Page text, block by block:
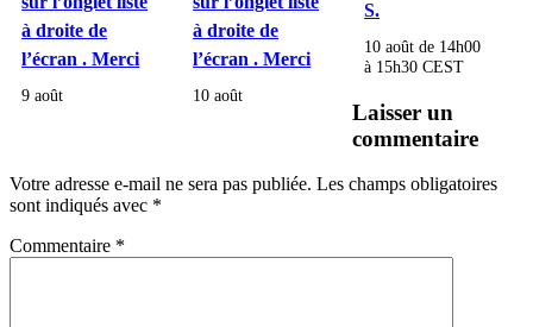
à droite de
l’écran . Merci
9 août
à droite de
l’écran . Merci
10 août
S.
10 août de 14h00
à 15h30 CEST
Laisser un
commentaire
Votre adresse e-mail ne sera pas publiée. Les champs obligatoires
sont indiqués avec *
Commentaire *